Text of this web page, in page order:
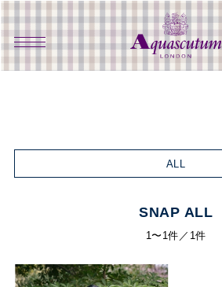
ALL
SNAP ALL
1〜1件／1件